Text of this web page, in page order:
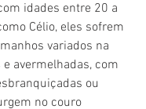
idades entre 20 a
Célio, eles sofrem
variados na
avermelhadas, com
ou
no couro